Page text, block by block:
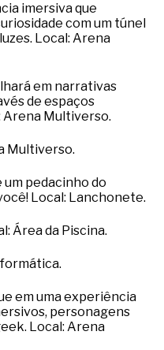
imersiva que
com um túnel
Local: Arena
em narrativas
de espaços
Arena Multiverso.
Multiverso.
pedacinho do
Local: Lanchonete.
Área da Piscina.
em uma experiência
personagens
Local: Arena